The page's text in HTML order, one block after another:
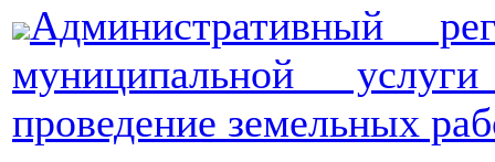
Административный
муниципальной
проведение земельных